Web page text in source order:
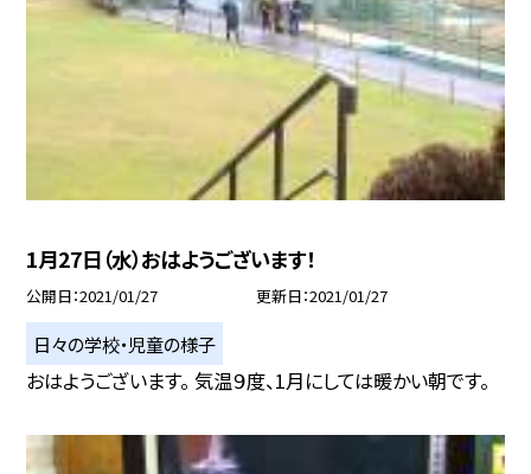
1月27日（水）おはようございます！
公開日 2021/01/27 更新日 2021/01/27
日々の学校・児童の様子
おはようございます。 気温９度、1月にしては暖かい朝です。